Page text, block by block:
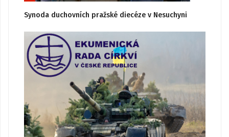
Synoda duchovních pražské diecéze v Nesuchyni